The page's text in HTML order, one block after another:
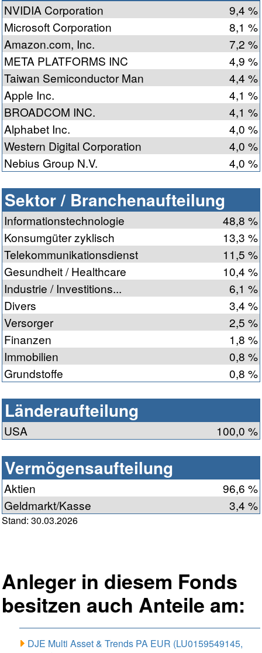
NVIDIA Corporation
9,4 %
Microsoft Corporation
8,1 %
Amazon.com, Inc.
7,2 %
META PLATFORMS INC
4,9 %
Taiwan Semiconductor Man
4,4 %
Apple Inc.
4,1 %
BROADCOM INC.
4,1 %
Alphabet Inc.
4,0 %
Western Digital Corporation
4,0 %
Nebius Group N.V.
4,0 %
Sektor / Branchenaufteilung
Informationstechnologie
48,8 %
Konsumgüter zyklisch
13,3 %
Telekommunikationsdienst
11,5 %
Gesundheit / Healthcare
10,4 %
Industrie / Investitions...
6,1 %
Divers
3,4 %
Versorger
2,5 %
Finanzen
1,8 %
Immobilien
0,8 %
Grundstoffe
0,8 %
Länderaufteilung
USA 100,0 %
Vermögensaufteilung
Aktien
96,6 %
Geldmarkt/Kasse
3,4 %
Stand: 30.03.2026
Anleger in diesem Fonds
besitzen auch Anteile am:
DJE Multi Asset & Trends PA EUR (LU0159549145,